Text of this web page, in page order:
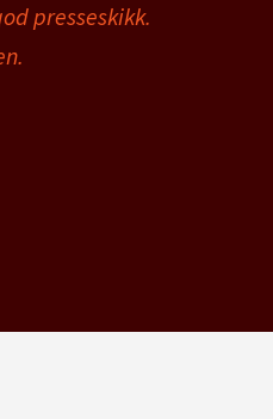
presseskikk.